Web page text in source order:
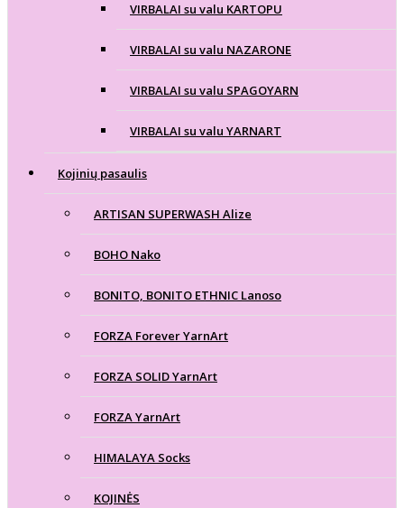
VIRBALAI su valu KARTOPU
VIRBALAI su valu NAZARONE
VIRBALAI su valu SPAGOYARN
VIRBALAI su valu YARNART
Kojinių pasaulis
ARTISAN SUPERWASH Alize
BOHO Nako
BONITO, BONITO ETHNIC Lanoso
FORZA Forever YarnArt
FORZA SOLID YarnArt
FORZA YarnArt
HIMALAYA Socks
KOJINĖS